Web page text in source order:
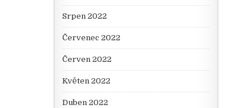
Srpen 2022
Červenec 2022
Červen 2022
Květen 2022
Duben 2022